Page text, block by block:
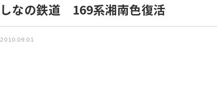
しなの鉄道 169系湘南色復活
2010.09.01